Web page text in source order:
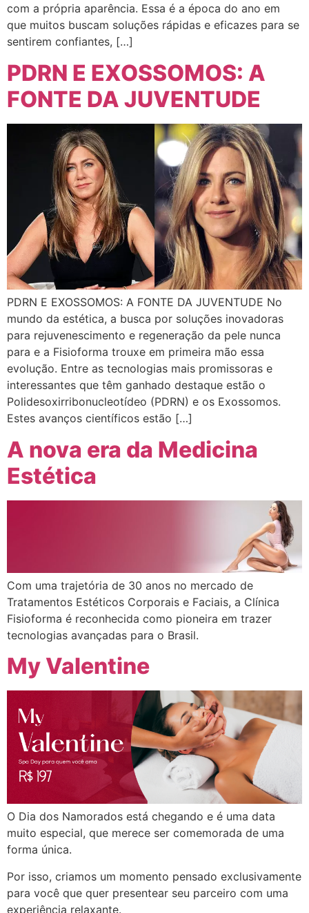
com a própria aparência. Essa é a época do ano em
que muitos buscam soluções rápidas e eficazes para se
sentirem confiantes, […]
PDRN E EXOSSOMOS: A
FONTE DA JUVENTUDE
PDRN E EXOSSOMOS: A FONTE DA JUVENTUDE No
mundo da estética, a busca por soluções inovadoras
para rejuvenescimento e regeneração da pele nunca
para e a Fisioforma trouxe em primeira mão essa
evolução. Entre as tecnologias mais promissoras e
interessantes que têm ganhado destaque estão o
Polidesoxirribonucleotídeo (PDRN) e os Exossomos.
Estes avanços científicos estão […]
A nova era da Medicina
Estética
Com uma trajetória de 30 anos no mercado de
Tratamentos Estéticos Corporais e Faciais, a Clínica
Fisioforma é reconhecida como pioneira em trazer
tecnologias avançadas para o Brasil.
My Valentine
O Dia dos Namorados está chegando e é uma data
muito especial, que merece ser comemorada de uma
forma única.
Por isso, criamos um momento pensado exclusivamente
para você que quer presentear seu parceiro com uma
experiência relaxante.